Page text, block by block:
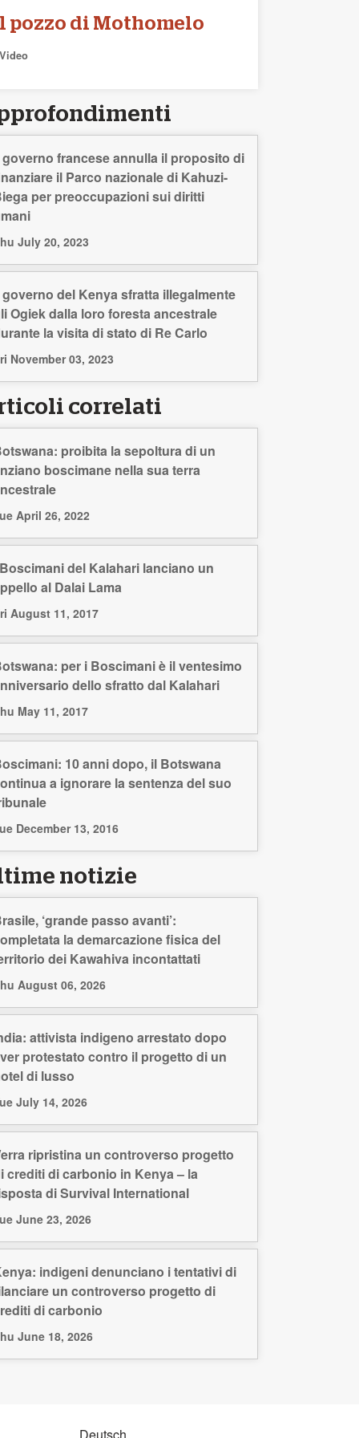
pozzo di Mothomelo
Video
governo francese annulla il proposito di
il Parco nazionale di Kahuzi-
per preoccupazioni sui diritti
July 20, 2023
governo del Kenya sfratta illegalmente
Ogiek dalla loro foresta ancestrale
la visita di stato di Re Carlo
November 03, 2023
correlati
proibita la sepoltura di un
boscimane nella sua terra
April 26, 2022
del Kalahari lanciano un
al Dalai Lama
August 11, 2017
per i Boscimani è il ventesimo
dello sfratto dal Kalahari
May 11, 2017
10 anni dopo, il Botswana
a ignorare la sentenza del suo
December 13, 2016
notizie
‘grande passo avanti’:
la demarcazione fisica del
dei Kawahiva incontattati
August 06, 2026
attivista indigeno arrestato dopo
protestato contro il progetto di un
di lusso
July 14, 2026
ripristina un controverso progetto
crediti di carbonio in Kenya – la
di Survival International
June 23, 2026
indigeni denunciano i tentativi di
un controverso progetto di
di carbonio
June 18, 2026